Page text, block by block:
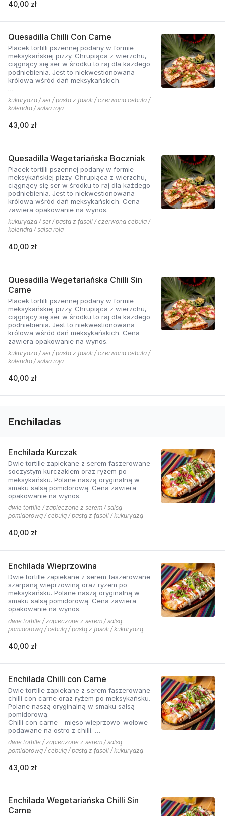
40,00 zł
Quesadilla Chilli Con Carne
Placek tortilli pszennej podany w formie
meksykańskiej pizzy. Chrupiąca z wierzchu,
ciągnący się ser w środku to raj dla każdego
podniebienia. Jest to niekwestionowana
królowa wśród dań meksykańskich.
*chilli con carne - mięso wieprzowo-wołowe
podawane na ostro z kukurydzą, fasolą i chilli.
kukurydza / ser / pasta z fasoli / czerwona cebula /
kolendra / salsa roja
43,00 zł
Quesadilla Wegetariańska Boczniak
Placek tortilli pszennej podany w formie
meksykańskiej pizzy. Chrupiąca z wierzchu,
ciągnący się ser w środku to raj dla każdego
podniebienia. Jest to niekwestionowana
królowa wśród dań meksykańskich. Cena
zawiera opakowanie na wynos.
kukurydza / ser / pasta z fasoli / czerwona cebula /
kolendra / salsa roja
40,00 zł
Quesadilla Wegetariańska Chilli Sin
Carne
Placek tortilli pszennej podany w formie
meksykańskiej pizzy. Chrupiąca z wierzchu,
ciągnący się ser w środku to raj dla każdego
podniebienia. Jest to niekwestionowana
królowa wśród dań meksykańskich. Cena
zawiera opakowanie na wynos.
kukurydza / ser / pasta z fasoli / czerwona cebula /
kolendra / salsa roja
40,00 zł
Enchiladas
Enchilada Kurczak
Dwie tortille zapiekane z serem faszerowane
soczystym kurczakiem oraz ryżem po
meksykańsku. Polane naszą oryginalną w
smaku salsą pomidorową. Cena zawiera
opakowanie na wynos.
dwie tortille / zapieczone z serem / salsą
pomidorową / cebulą / pastą z fasoli / kukurydzą
40,00 zł
Enchilada Wieprzowina
Dwie tortille zapiekane z serem faszerowane
szarpaną wieprzowiną oraz ryżem po
meksykańsku. Polane naszą oryginalną w
smaku salsą pomidorową. Cena zawiera
opakowanie na wynos.
dwie tortille / zapieczone z serem / salsą
pomidorową / cebulą / pastą z fasoli / kukurydzą
40,00 zł
Enchilada Chilli con Carne
Dwie tortille zapiekane z serem faszerowane
chilli con carne oraz ryżem po meksykańsku.
Polane naszą oryginalną w smaku salsą
pomidorową.
Chilli con carne - mięso wieprzowo-wołowe
podawane na ostro z chilli.
Cena zawiera opakowanie na wynos
dwie tortille / zapieczone z serem / salsą
pomidorową / cebulą / pastą z fasoli / kukurydzą
43,00 zł
Enchilada Wegetariańska Chilli Sin
Carne